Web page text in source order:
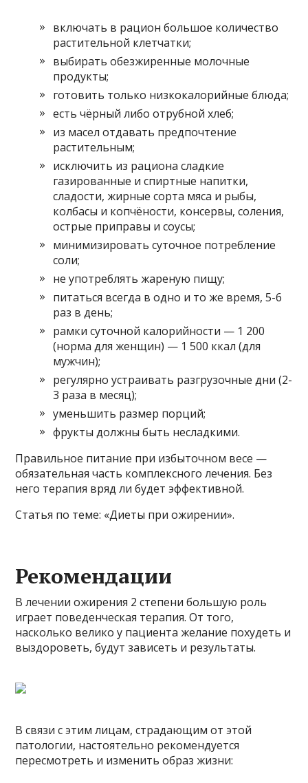
включать в рацион большое количество
растительной клетчатки;
выбирать обезжиренные молочные
продукты;
готовить только низкокалорийные блюда;
есть чёрный либо отрубной хлеб;
из масел отдавать предпочтение
растительным;
исключить из рациона сладкие
газированные и спиртные напитки,
сладости, жирные сорта мяса и рыбы,
колбасы и копчёности, консервы, соления,
острые приправы и соусы;
минимизировать суточное потребление
соли;
не употреблять жареную пищу;
питаться всегда в одно и то же время, 5-6
раз в день;
рамки суточной калорийности — 1 200
(норма для женщин) — 1 500 ккал (для
мужчин);
регулярно устраивать разгрузочные дни (2-
3 раза в месяц);
уменьшить размер порций;
фрукты должны быть несладкими.
Правильное питание при избыточном весе —
обязательная часть комплексного лечения. Без
него терапия вряд ли будет эффективной.
Статья по теме: «Диеты при ожирении».
Рекомендации
В лечении ожирения 2 степени большую роль
играет поведенческая терапия. От того,
насколько велико у пациента желание похудеть и
выздороветь, будут зависеть и результаты.
В связи с этим лицам, страдающим от этой
патологии, настоятельно рекомендуется
пересмотреть и изменить образ жизни: